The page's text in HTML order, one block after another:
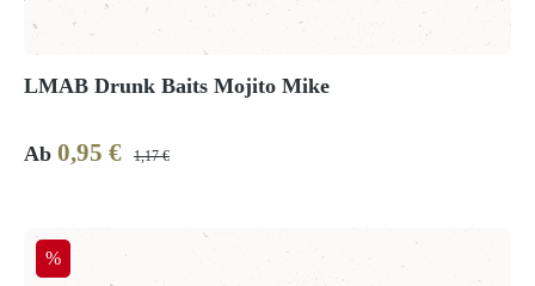
LMAB Drunk Baits Mojito Mike
Verkaufspreis:
Ab 0,95 € Regulärer Preis:
1,17 €
Rabatt
%